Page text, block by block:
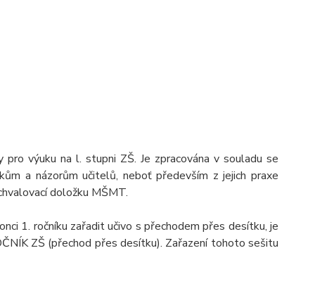
výuku na l. stupni ZŠ. Je zpracována v souladu se
a názorům učitelů, neboť především z jejich praxe
doložku MŠMT.
1. ročníku zařadit učivo s přechodem přes desítku, je
ZŠ (přechod přes desítku). Zařazení tohoto sešitu